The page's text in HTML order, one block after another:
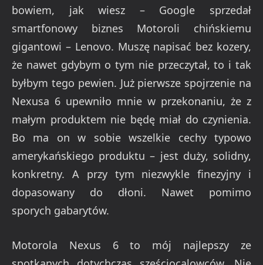
bowiem, jak wiesz – Google sprzedał
smartfonowy biznes Motoroli chińskiemu
gigantowi – Lenovo. Muszę napisać bez kozery,
że nawet gdybym o tym nie przeczytał, to i tak
byłbym tego pewien. Już pierwsze spojrzenie na
Nexusa 6 upewniło mnie w przekonaniu, że z
małym produktem nie będę miał do czynienia.
Bo ma on w sobie wszelkie cechy typowo
amerykańskiego produktu – jest duży, solidny,
konkretny. A przy tym niezwykle finezyjny i
dopasowany do dłoni. Nawet pomimo
sporych gabarytów.
Motorola Nexus 6 to mój najlepszy ze